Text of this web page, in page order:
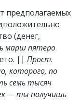
предполагаемых
(денег,
марш пятеро
|| Прост.
которого, по
семь тысяч
— ты получишь